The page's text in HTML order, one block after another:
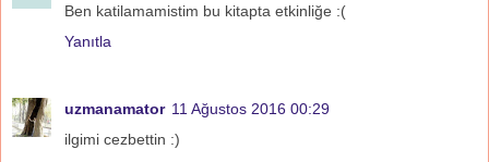
Ben katilamamistim bu kitapta etkinliğe :(
Yanıtla
uzmanamator 11 Ağustos 2016 00:29
ilgimi cezbettin :)